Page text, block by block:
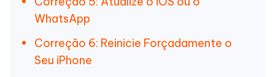
WhatsApp
Correção 6: Reinicie Forçadamente o
Seu iPhone